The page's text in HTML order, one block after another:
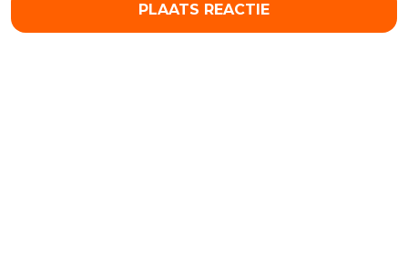
PLAATS REACTIE